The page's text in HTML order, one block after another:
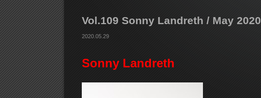
Vol.109 Sonny Landreth / May 2020
2020.05.29
Sonny Landreth